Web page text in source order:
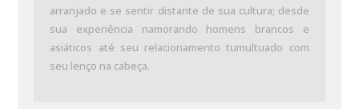
arranjado e se sentir distante de sua cultura; desde
sua experiência namorando homens brancos e
asiáticos até seu relacionamento tumultuado com
seu lenço na cabeça.